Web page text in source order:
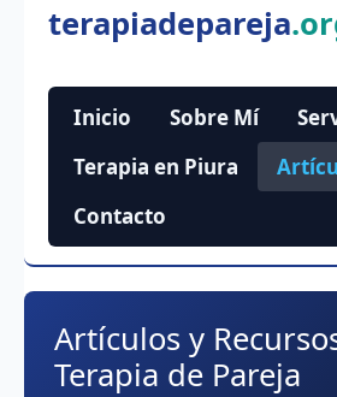
terapiadepareja
Inicio Sobre Mí
Terapia en Piura
Contacto
Artículos y
Terapia de Pareja